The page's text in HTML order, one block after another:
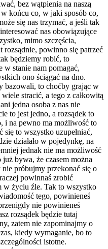
bez wątpienia na naszą
końcu co, w jaki sposób co,
się nas trzymać, a jeśli tak
nas obowiązujące
mimo szczęścia,
rozsądnie, powinno się patrzeć
będziemy robić, to
w stanie nam pomagać,
ono ściągać na dno.
bazowali, to choćby grając w
stracić, a tego z całkowitą
jedna osoba z nas nie
to jest jedno, a rozsądek to
i na pewno ma możliwość to
to wszystko uzupełniać,
działało w pojedynkę, na
jednak nie ma możliwość
bywa, że czasem można
próbujmy przekonać się o
powinnaś zrobić
w życiu źle. Tak to wszystko
tego, powinieneś
nie powinieneś
rozsądek będzie tutaj
zatem nie zapominajmy o
kiedy wymaganie, bo to
istotne.